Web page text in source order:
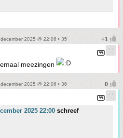
2025 @ 22:06 • 35
meezingen
2025 @ 22:06 • 36
2025 22:00 schreef